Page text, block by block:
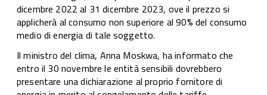
dicembre 2022 al 31 dicembre 2023, ove il prezzo si
applicherà al consumo non superiore al 90% del consumo
medio di energia di tale soggetto.
Il ministro del clima, Anna Moskwa, ha informato che
entro il 30 novembre le entità sensibili dovrebbero
presentare una dichiarazione al proprio fornitore di